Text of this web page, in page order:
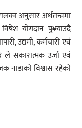
अनुसार अर्थतन्त्रमा
योगदान पु¥याउदै
उद्यमी, कर्मचारी एवं
सकारात्मक उर्जा एवं
नाडाको विश्वास रहेको